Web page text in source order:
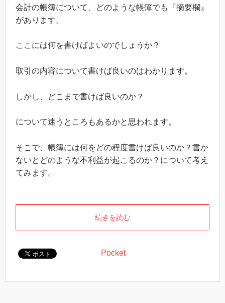
会計の帳簿について、どのような帳簿でも『摘要欄』
があります。
ここには何を書けばよいのでしょうか？
取引の内容について書けば良いのはわかります。
しかし、どこまで書けば良いのか？
について迷うところもあるかと思われます。
そこで、帳簿には何をどの程度書けば良いのか？書か
ないとどのような不利益が起こるのか？について考え
てみます。
続きを読む
Pocket